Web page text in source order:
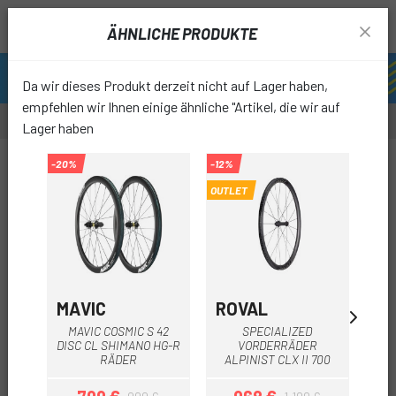
ÄHNLICHE PRODUKTE
Da wir dieses Produkt derzeit nicht auf Lager haben,
empfehlen wir Ihnen einige ähnliche "Artikel, die wir auf
Lager haben
-20%
MAVIC
MAVIC COSMIC S 42
DISC CL SHIMANO HG-R
RÄDER
-12%
OUTLET
ROVAL
SPECIALIZED
VORDERRÄDER
ALPINIST CLX II 700